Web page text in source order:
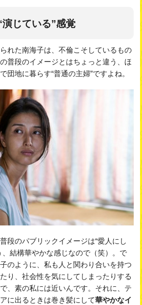
じている”感覚
れた南海子は、不倫こそしているもの
普段のイメージとはちょっと違う、ほ
団地に暮らす“普通の主婦”ですよね。
普段のパブリックイメージは“愛人にし
、結構華やかな感じなので（笑）。で
のように、私も人と関わり合いを持つ
り、社会性を気にしてしまったりする
、素の私には近いんです。それに、テ
に出るときは巻き髪にして華やかなイ